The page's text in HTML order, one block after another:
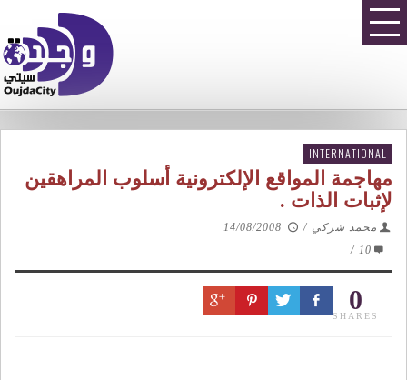
INTERNATIONAL
مهاجمة المواقع الإلكترونية أسلوب المراهقين
لإثبات الذات .
محمد شركي /
14/08/2008
10
/
0
SHARES